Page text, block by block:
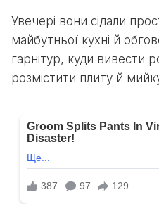
Увечері вони сідали
майбутньої кухні й
гарнітур, куди вивести
розмістити плиту й